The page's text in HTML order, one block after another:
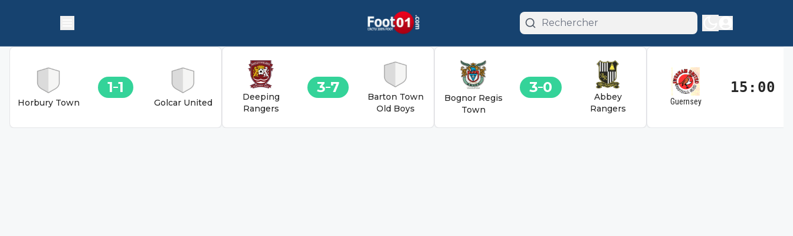
Horbury Town
1 1
Golcar United
Deeping
Rangers
3 7
Barton Town
Old Boys
Bognor Regis
Town
3 0
Abbey
Rangers
Guernsey
15:00